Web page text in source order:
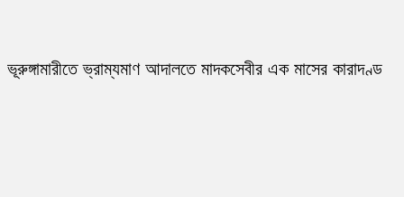
ভূরুঙ্গামারীতে ভ্রাম্যমাণ আদালতে মাদকসেবীর এক মাসের কারাদণ্ড